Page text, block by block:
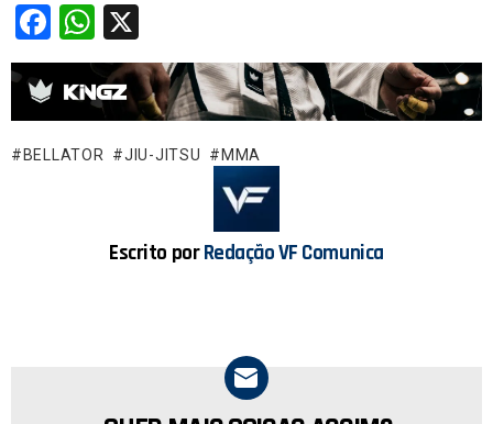
F
a
ce
b
o
W
h
at
s
A
BELLATOR JIU-JITSU MMA
Escrito porRedação VF Comunica